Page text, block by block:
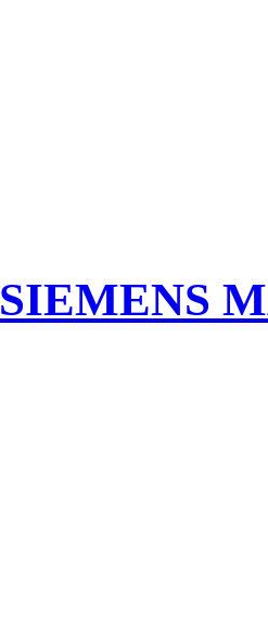
SIEMENS